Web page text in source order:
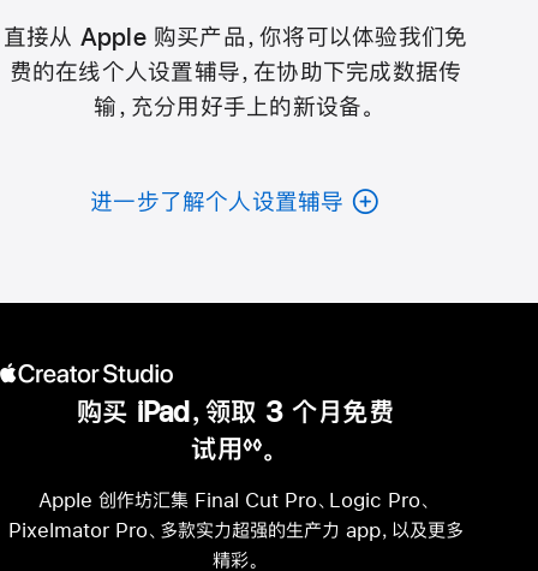
直接从 Apple 购买产品，你将可以体验我们免
费的在线个人设置辅导，在协助下完成数据传
输，充分用好手上的新设备。
进一步了解个人设置辅导
购买 iPad，领取 3 个月免费
试用
注
◊◊。
Apple 创作坊汇集 Final Cut Pro、Logic Pro、
Pixelmator Pro、多款实力超强的生产力 app，以及更多
精彩。